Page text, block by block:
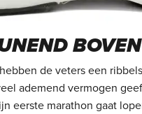
deveters een
ademendvermogen
eerste marathon gaat